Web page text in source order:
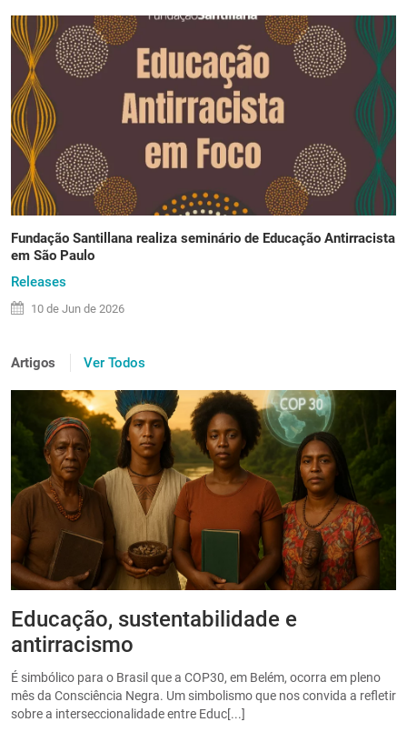
Fundação Santillana realiza seminário de Educação Antirracista
em São Paulo
Releases
10 de Jun de 2026
Artigos Ver Todos
Educação, sustentabilidade e
antirracismo
É simbólico para o Brasil que a COP30, em Belém, ocorra em pleno
mês da Consciência Negra. Um simbolismo que nos convida a refletir
sobre a interseccionalidade entre Educ[...]